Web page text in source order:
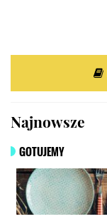
Najnowsze
GOTUJEMY